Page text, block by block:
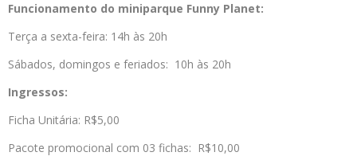
Funcionamento do miniparque Funny Planet:
Terça a sexta-feira: 14h às 20h
Sábados, domingos e feriados: 10h às 20h
Ingressos:
Ficha Unitária: R$5,00
Pacote promocional com 03 fichas: R$10,00